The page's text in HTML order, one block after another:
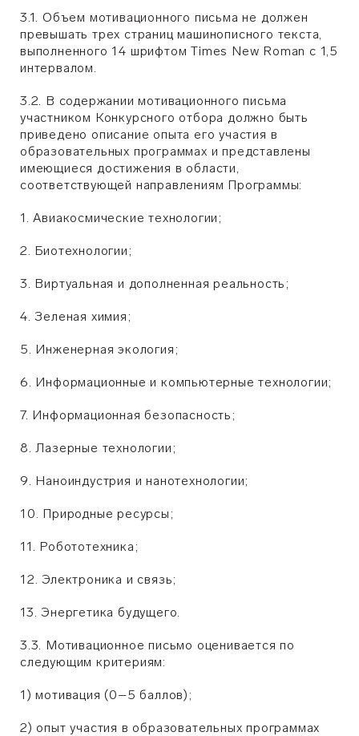
3.1. Объем мотивационного письма не должен
превышать трех страниц машинописного текста,
выполненного 14 шрифтом Times New Roman с 1,5
интервалом.
3.2. В содержании мотивационного письма
участником Конкурсного отбора должно быть
приведено описание опыта его участия в
образовательных программах и представлены
имеющиеся достижения в области,
соответствующей направлениям Программы:
1. Авиакосмические технологии;
2. Биотехнологии;
3. Виртуальная и дополненная реальность;
4. Зеленая химия;
5. Инженерная экология;
6. Информационные и компьютерные технологии;
7. Информационная безопасность;
8. Лазерные технологии;
9. Наноиндустрия и нанотехнологии;
10. Природные ресурсы;
11. Робототехника;
12. Электроника и связь;
13. Энергетика будущего.
3.3. Мотивационное письмо оценивается по
следующим критериям:
1) мотивация (0–5 баллов);
2) опыт участия в образовательных программах